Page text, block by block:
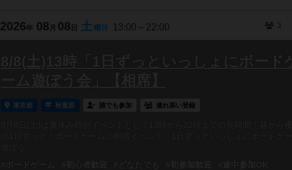
2026年 08 月 08 土 曜日 13:00～22:00 3
8/8(土)13時「1日ずっといっしょにボードゲ
ーム遊ぼう会」【相席】
東京都 秋葉原 誰でも参加 連れ添い登録
#ボードゲーム
#初心者歓迎 #どなたでも #初参加歓迎
#途中参加OK